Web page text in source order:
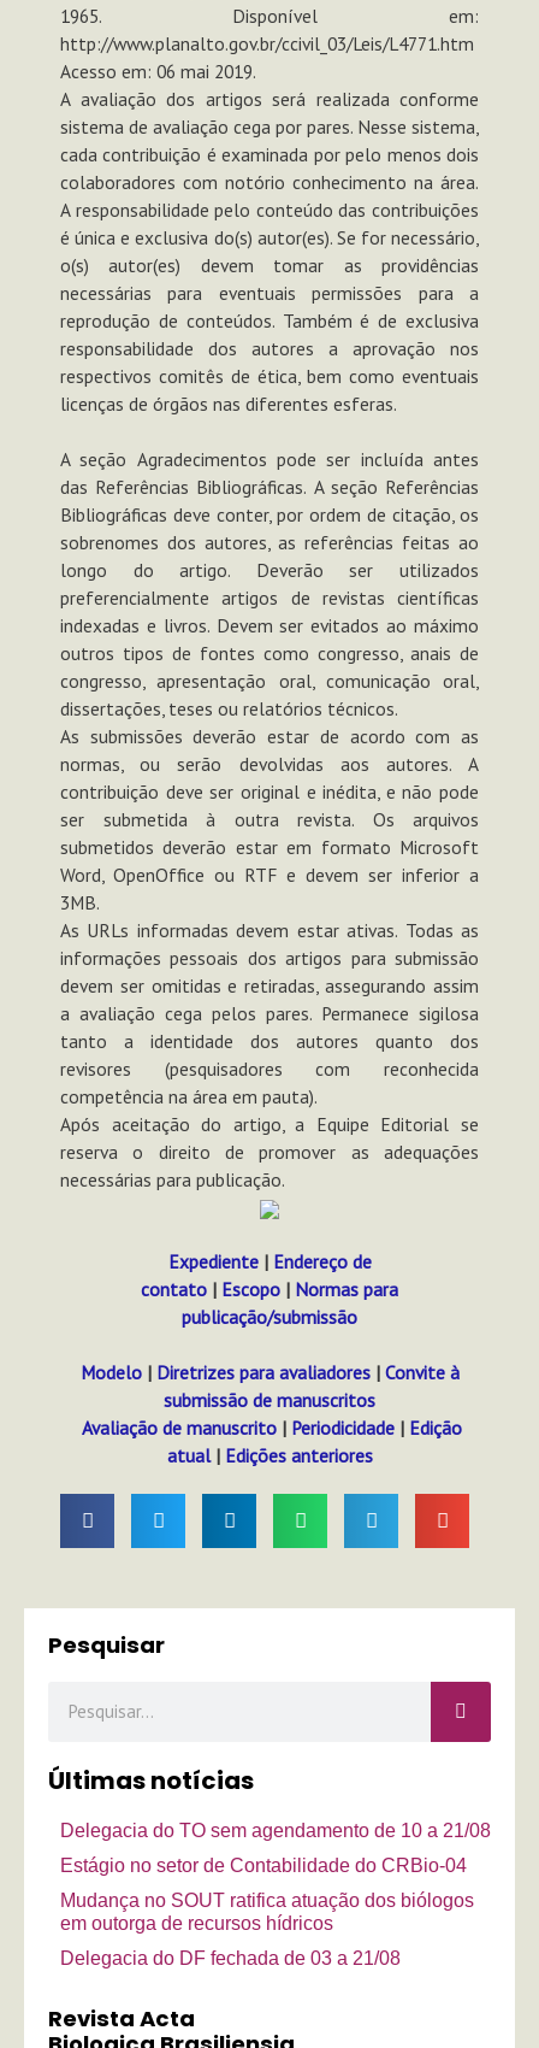
1965. Disponível em:
http://www.planalto.gov.br/ccivil_03/Leis/L4771.htm
Acesso em: 06 mai 2019.
A avaliação dos artigos será realizada conforme
sistema de avaliação cega por pares. Nesse sistema,
cada contribuição é examinada por pelo menos dois
colaboradores com notório conhecimento na área.
A responsabilidade pelo conteúdo das contribuições
é única e exclusiva do(s) autor(es). Se for necessário,
o(s) autor(es) devem tomar as providências
necessárias para eventuais permissões para a
reprodução de conteúdos. Também é de exclusiva
responsabilidade dos autores a aprovação nos
respectivos comitês de ética, bem como eventuais
licenças de órgãos nas diferentes esferas.
A seção Agradecimentos pode ser incluída antes
das Referências Bibliográficas. A seção Referências
Bibliográficas deve conter, por ordem de citação, os
sobrenomes dos autores, as referências feitas ao
longo do artigo. Deverão ser utilizados
preferencialmente artigos de revistas científicas
indexadas e livros. Devem ser evitados ao máximo
outros tipos de fontes como congresso, anais de
congresso, apresentação oral, comunicação oral,
dissertações, teses ou relatórios técnicos.
As submissões deverão estar de acordo com as
normas, ou serão devolvidas aos autores. A
contribuição deve ser original e inédita, e não pode
ser submetida à outra revista. Os arquivos
submetidos deverão estar em formato Microsoft
Word, OpenOffice ou RTF e devem ser inferior a
3MB.
As URLs informadas devem estar ativas. Todas as
informações pessoais dos artigos para submissão
devem ser omitidas e retiradas, assegurando assim
a avaliação cega pelos pares. Permanece sigilosa
tanto a identidade dos autores quanto dos
revisores (pesquisadores com reconhecida
competência na área em pauta).
Após aceitação do artigo, a Equipe Editorial se
reserva o direito de promover as adequações
necessárias para publicação.
Expediente| Endereço de
contato | Escopo | Normas para
publicação/submissão
Modelo| Diretrizes para avaliadores| Convite à
submissão de manuscritos
Avaliação de manuscrito | Periodicidade | Edição
atual| Edições anteriores
Pesquisar
Últimas notícias
Delegacia do TO sem agendamento de 10 a 21/08
Estágio no setor de Contabilidade do CRBio-04
Mudança no SOUT ratifica atuação dos biólogos
em outorga de recursos hídricos
Delegacia do DF fechada de 03 a 21/08
Revista Acta